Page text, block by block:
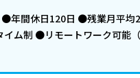
年間休日120日 ●残業月平均
ム制 ●リモートワーク可能